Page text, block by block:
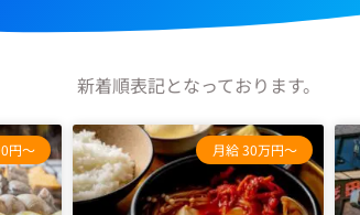
新着順表記となっております。
円～ 月給 30万円～